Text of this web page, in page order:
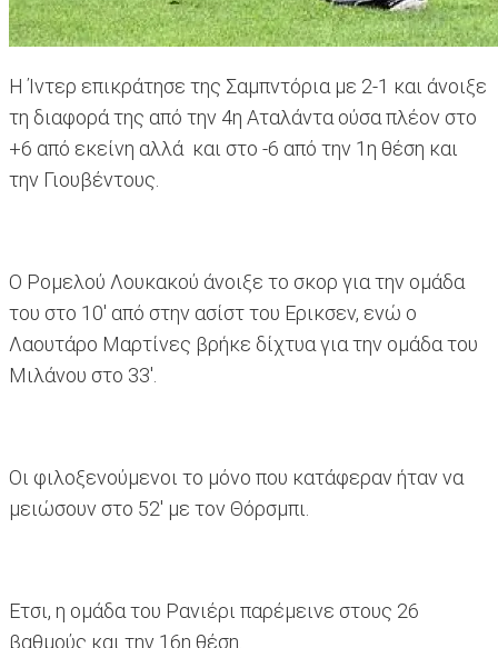
Η Ίντερ επικράτησε της Σαμπντόρια με 2-1 και άνοιξε
τη διαφορά της από την 4η Αταλάντα ούσα πλέον στο
+6 από εκείνη αλλά και στο -6 από την 1η θέση και
την Γιουβέντους.
Ο Ρομελού Λουκακού άνοιξε το σκορ για την ομάδα
του στο 10' από στην ασίστ του Ερικσεν, ενώ ο
Λαουτάρο Μαρτίνες βρήκε δίχτυα για την ομάδα του
Μιλάνου στο 33'.
Οι φιλοξενούμενοι το μόνο που κατάφεραν ήταν να
μειώσουν στο 52' με τον Θόρσμπι.
Ετσι, η ομάδα του Ρανιέρι παρέμεινε στους 26
βαθμούς και την 16η θέση.